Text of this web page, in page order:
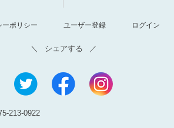
ポリシー ユーザー登録 ログイン
シェアする
213-0922